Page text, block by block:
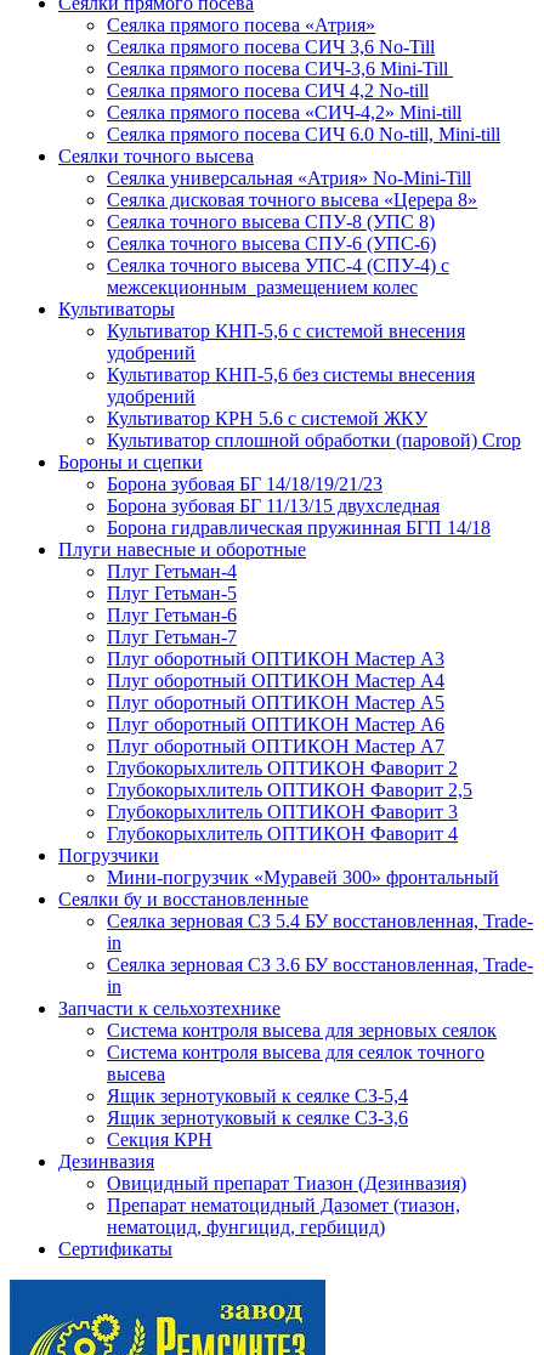
Сеялка прямого посева «Атрия»
Сеялка прямого посева СИЧ 3,6 No-Till
Сеялка прямого посева СИЧ-3,6 Mini-Till
Сеялка прямого посева СИЧ 4,2 No-till
Сеялка прямого посева «СИЧ-4,2» Mini-till
Сеялка прямого посева СИЧ 6.0 No-till, Mini-till
Сеялки точного высева
Сеялка универсальная «Атрия» No-Mini-Till
Сеялка дисковая точного высева «Церера 8»
Сеялка точного высева СПУ-8 (УПС 8)
Сеялка точного высева СПУ-6 (УПС-6)
Сеялка точного высева УПС-4 (СПУ-4) с
межсекционным размещением колес
Культиваторы
Культиватор КНП-5,6 с системой внесения
удобрений
Культиватор КНП-5,6 без системы внесения
удобрений
Культиватор КРН 5.6 с системой ЖКУ
Культиватор сплошной обработки (паровой) Crop
Бороны и сцепки
Борона зубовая БГ 14/18/19/21/23
Борона зубовая БГ 11/13/15 двухследная
Борона гидравлическая пружинная БГП 14/18
Плуги навесные и оборотные
Плуг Гетьман-4
Плуг Гетьман-5
Плуг Гетьман-6
Плуг Гетьман-7
Плуг оборотный ОПТИКОН Мастер А3
Плуг оборотный ОПТИКОН Мастер А4
Плуг оборотный ОПТИКОН Мастер А5
Плуг оборотный ОПТИКОН Мастер А6
Плуг оборотный ОПТИКОН Мастер А7
Глубокорыхлитель ОПТИКОН Фаворит 2
Глубокорыхлитель ОПТИКОН Фаворит 2,5
Глубокорыхлитель ОПТИКОН Фаворит 3
Глубокорыхлитель ОПТИКОН Фаворит 4
Погрузчики
Мини-погрузчик «Муравей 300» фронтальный
Сеялки бу и восстановленные
Сеялка зерновая СЗ 5.4 БУ восстановленная, Trade-
in
Сеялка зерновая СЗ 3.6 БУ восстановленная, Trade-
in
Запчасти к сельхозтехнике
Система контроля высева для зерновых сеялок
Система контроля высева для сеялок точного
высева
Ящик зернотуковый к сеялке СЗ-5,4
Ящик зернотуковый к сеялке СЗ-3,6
Секция КРН
Дезинвазия
Овицидный препарат Тиазон (Дезинвазия)
Препарат нематоцидный Дазомет (тиазон,
нематоцид, фунгицид, гербицид)
Сертификаты